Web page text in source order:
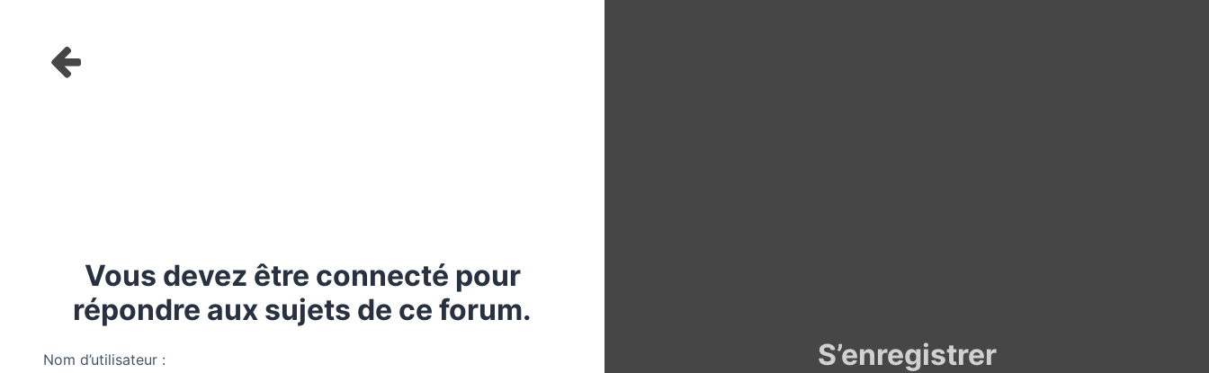
Vous devez être connecté pour
répondre aux sujets de ce forum.
Nom d’utilisateur : S’enregistrer